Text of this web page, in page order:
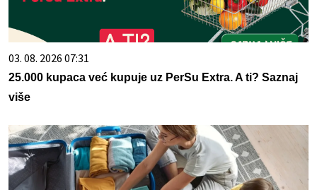
03. 08. 2026 07:31
25.000 kupaca već kupuje uz PerSu Extra. A ti? Saznaj
više